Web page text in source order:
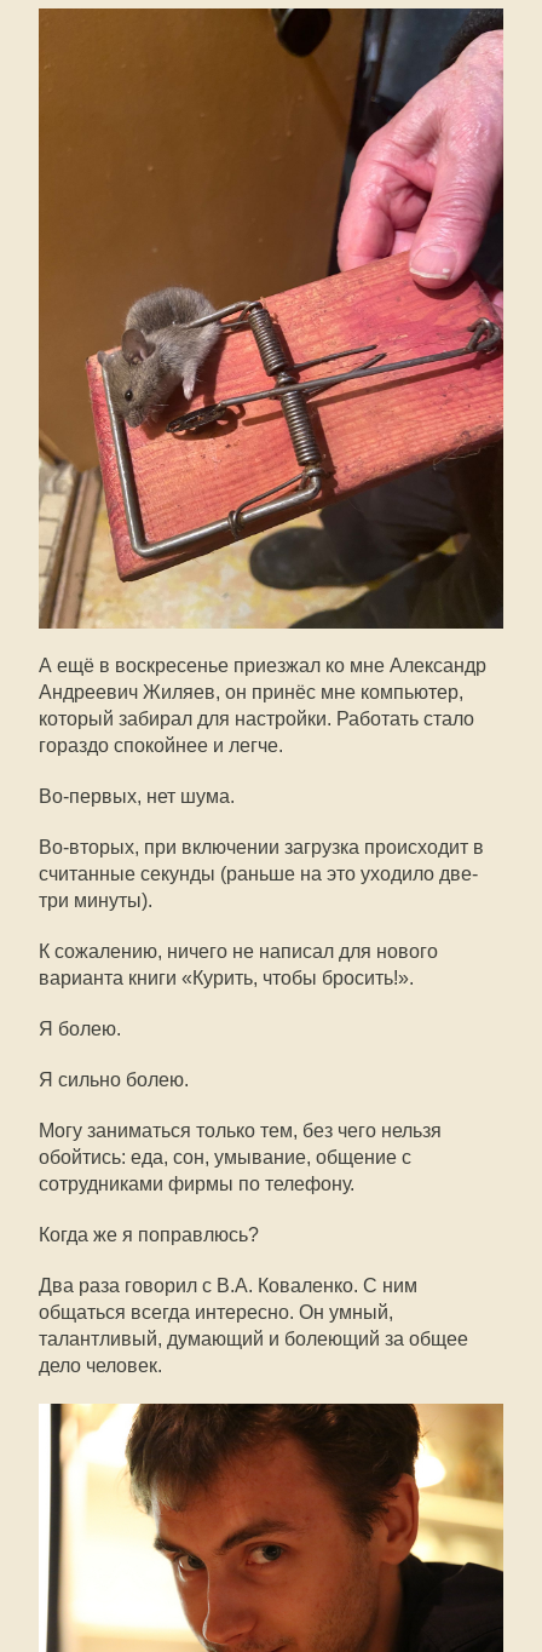
А ещё в воскресенье приезжал ко мне Александр
Андреевич Жиляев, он принёс мне компьютер,
который забирал для настройки. Работать стало
гораздо спокойнее и легче.
Во-первых, нет шума.
Во-вторых, при включении загрузка происходит в
считанные секунды (раньше на это уходило две-
три минуты).
К сожалению, ничего не написал для нового
варианта книги «Курить, чтобы бросить!».
Я болею.
Я сильно болею.
Могу заниматься только тем, без чего нельзя
обойтись: еда, сон, умывание, общение с
сотрудниками фирмы по телефону.
Когда же я поправлюсь?
Два раза говорил с В.А. Коваленко. С ним
общаться всегда интересно. Он умный,
талантливый, думающий и болеющий за общее
дело человек.